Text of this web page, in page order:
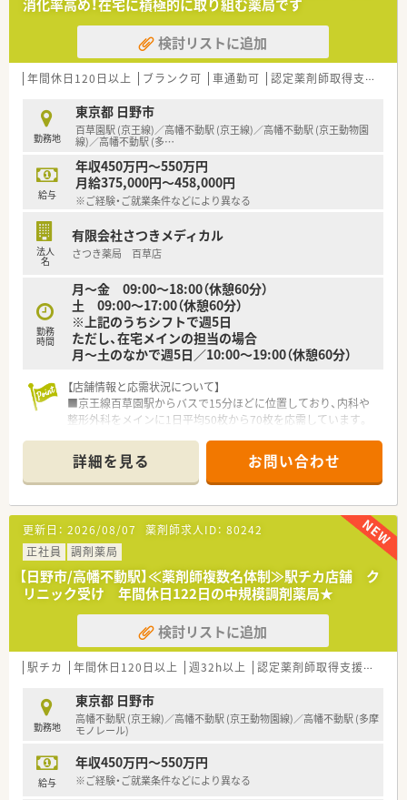
＼ 企業の特徴 ／
■多摩地区で3店舗の調剤薬局を展開しています。
■駅前への出店をメインとしており、どの店舗もドクターとの関
係良好です。
■年間休日も120日と多く、ワークライフバランスのとりやすい
■平均年齢は40代ですが、幅広い世代の薬剤師さまが活躍中で
す。
消化率高め！在宅に積極的に取り組む薬局です
検討リストに追加
年間休日120日以上 ブランク可 車通勤可 認定薬剤師取得支援あり
勤務地
東京都 日野市
百草園駅 (京王線)／高幡不動駅 (京王線)／高幡不動駅 (京王動物園
線)／高幡不動駅 (多…
給与
年収450万円～550万円
月給375,000円～458,000円
※ご経験・ご就業条件などにより異なる
法人
名
有限会社さつきメディカル
さつき薬局 百草店
勤務
時間
月～金 09:00～18:00（休憩60分）
土 09:00～17:00（休憩60分）
※上記のうちシフトで週5日
ただし、在宅メインの担当の場合
月～土のなかで週5日／10:00～19:00（休憩60分）
【店舗情報と応需状況について】
■京王線百草園駅からバスで15分ほどに位置しており、内科や
整形外科をメインに1日平均50枚から70枚を応需しています。
や個人宅約80名の対応を薬剤師5名体制で行っています。
■近隣のクリニックとは非常に良好な信頼関係を築いているた
め、疑義照会もスムーズに行えるストレスのない環境です。
【法人特徴について】
■八王子市を中心に多摩エリアで11店舗を展開しており、地域
に密着した安定経営を続けている調剤薬局法人です。
■介護事業やリネン関連事業など多角的な経営を行っているた
め、調剤報酬改定などの影響を受けにくい強固な基盤がありま
す。
■社長と社員の距離が近く若手の意見も柔軟に取り入れる風土
があり、風通しの良いアットホームな雰囲気が特徴の企業です。
【勤務実態について】
籍しているため、残業は月10時間程度と少なめです。
■有給休暇の取得率は80％以上を維持しており、お互いにフォ
ローし合える体制が整っているため休みが取りやすい環境で
■在宅業務における夜間や休日の緊急対応はほとんど発生して
おらず、オンコールも複数名で分担しているため安心です。
詳細を見る お問い合わせ
更新日： 2026/08/07 薬剤師求人ID： 80242
正社員
調剤薬局
【日野市/高幡不動駅】≪薬剤師複数名体制≫駅チカ店舗 ク
リニック受け 年間休日122日の中規模調剤薬局★
検討リストに追加
駅チカ 年間休日120日以上 週32h以上 認定薬剤師取得支援あり
勤務地
東京都 日野市
高幡不動駅 (京王線)／高幡不動駅 (京王動物園線)／高幡不動駅 (多摩
モノレール)
給与
年収450万円～550万円
※ご経験・ご就業条件などにより異なる